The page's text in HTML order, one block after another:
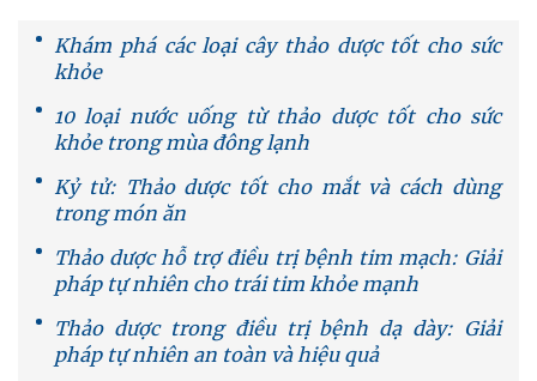
Khám phá các loại cây thảo dược tốt cho sức
khỏe
10 loại nước uống từ thảo dược tốt cho sức
khỏe trong mùa đông lạnh
Kỷ tử: Thảo dược tốt cho mắt và cách dùng
trong món ăn
Thảo dược hỗ trợ điều trị bệnh tim mạch: Giải
pháp tự nhiên cho trái tim khỏe mạnh
Thảo dược trong điều trị bệnh dạ dày: Giải
pháp tự nhiên an toàn và hiệu quả